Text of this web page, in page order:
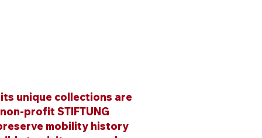
its unique collections are
profit STIFTUNG
preserve mobility history